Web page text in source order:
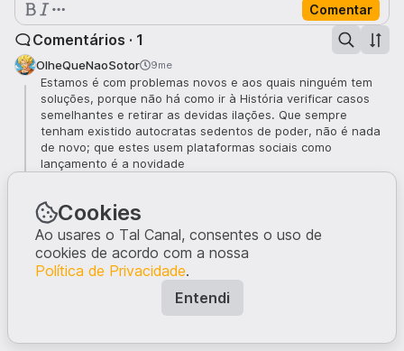
Comentar
Comentários · 1
OlheQueNaoSotor 9me
Estamos é com problemas novos e aos quais ninguém tem
soluções, porque não há como ir à História verificar casos
semelhantes e retirar as devidas ilações. Que sempre
tenham existido autocratas sedentos de poder, não é nada
de novo; que estes usem plataformas sociais como
lançamento é a novidade
Cookies
Ao usares o Tal Canal, consentes o uso de
cookies de acordo com a nossa
Política de Privacidade.
Entendi